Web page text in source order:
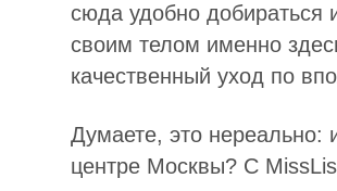
сюда удобно добираться
своим телом именно
качественный уход по
Думаете, это нереально:
центре Москвы? С